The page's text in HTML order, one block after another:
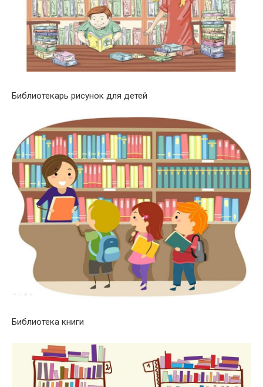
Библиотекарь рисунок для детей
Библиотека книги